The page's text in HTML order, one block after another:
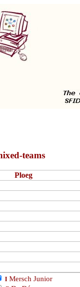
teams
Ploeg
I Mersch Junior